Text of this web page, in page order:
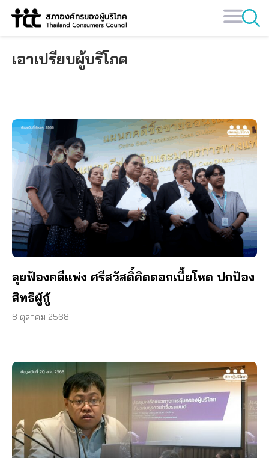
Skip
เอาเปรียบผู้บริโภค
ลุยฟ้องคดีแพ่ง ศรีสวัสดิ์คิดดอกเบี้ยโหด ปกป้อง
สิทธิผู้กู้
8 ตุลาคม 2568